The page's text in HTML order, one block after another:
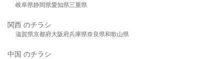
岐阜県静岡県愛知県三重県
関西 のチラシ
滋賀県京都府大阪府兵庫県奈良県和歌山県
中国 のチラシ